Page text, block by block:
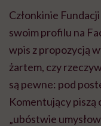
Członkinie
swoim profilu na
wpis z propozycją
żartem, czy
są pewne: pod
Komentujący piszą
„ubóstwie